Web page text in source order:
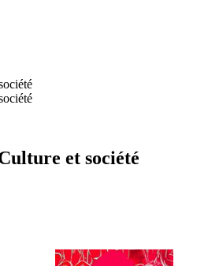
et société